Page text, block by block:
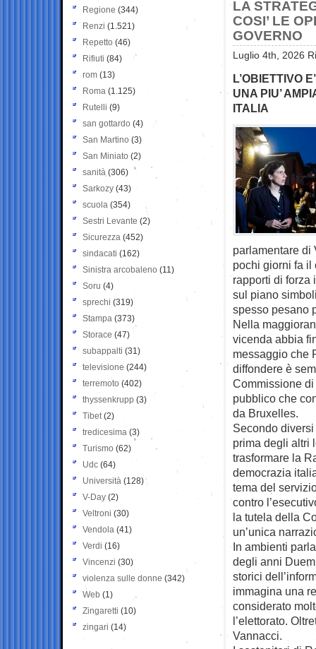
LA
COSI’ LE
GOVERNO
Luglio 4th, 2026
L’OBIETTIVO
UNA PIU’
ITALIA
parlamentare di
pochi giorni fa il
rapporti di forza
sul piano
spesso pesano
Nella
vicenda abbia
messaggio che
diffondere è
Commissione
pubblico che
da Bruxelles.
Secondo
prima degli altri
trasformare la
democrazia
tema del
contro
la tutela della
un’unica
In ambienti
degli anni
storici
immagina una
considerato
l’elettorato.
Vannacci.
Regione (344)
Renzi (1.521)
Repetto (46)
Rifiuti (84)
rom (13)
Roma (1.125)
Rutelli (9)
san gottardo (4)
San Martino (3)
San Miniato (2)
sanità (306)
Sarkozy (43)
scuola (354)
Sestri Levante (2)
Sicurezza (452)
sindacati (162)
Sinistra arcobaleno (11)
Soru (4)
sprechi (319)
Stampa (373)
Storace (47)
subappalti (31)
televisione(244)
terremoto (402)
thyssenkrupp (3)
Tibet(2)
tredicesima (3)
Turismo (62)
Udc (64)
Università (128)
V-Day (2)
Veltroni (30)
Vendola (41)
Verdi (16)
Vincenzi (30)
violenza sulle donne (342)
Web (1)
Zingaretti (10)
zingari (14)